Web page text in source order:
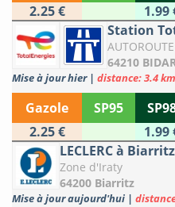
2.25 €
1.99
Station
64210
Mise à jour hier | distance: 3.4 km
Gazole SP95
2.25 €
1.99
LECLERC à Biarritz
Zone d'Iraty
64200 Biarritz
Mise à jour aujourd'hui |